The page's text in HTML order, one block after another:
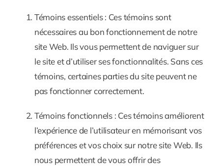
Témoins essentiels : Ces témoins sont
nécessaires au bon fonctionnement de notre
site Web. Ils vous permettent de naviguer sur
le site et d’utiliser ses fonctionnalités. Sans ces
témoins, certaines parties du site peuvent ne
pas fonctionner correctement.
Témoins fonctionnels : Ces témoins améliorent
l’expérience de l’utilisateur en mémorisant vos
préférences et vos choix sur notre site Web. Ils
nous permettent de vous offrir des